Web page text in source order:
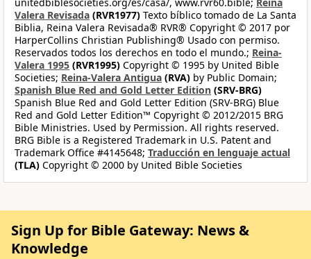
Valera Revisada (RVR1977) Texto bíblico tomado de La Santa
Biblia, Reina Valera Revisada® RVR® Copyright © 2017 por
HarperCollins Christian Publishing® Usado con permiso.
Reservados todos los derechos en todo el mundo.; Reina-
Valera 1995 (RVR1995) Copyright © 1995 by United Bible
Societies; Reina-Valera Antigua (RVA) by Public Domain;
Spanish Blue Red and Gold Letter Edition (SRV-BRG)
Spanish Blue Red and Gold Letter Edition (SRV-BRG) Blue
Red and Gold Letter Edition™ Copyright © 2012/2015 BRG
Bible Ministries. Used by Permission. All rights reserved.
BRG Bible is a Registered Trademark in U.S. Patent and
Trademark Office #4145648; Traducción en lenguaje actual
(TLA) Copyright © 2000 by United Bible Societies
Sign Up for Bible Gateway: News &
Knowledge